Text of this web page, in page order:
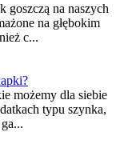
goszczą na naszych
na głębokim
c...
możemy dla siebie
typu szynka,